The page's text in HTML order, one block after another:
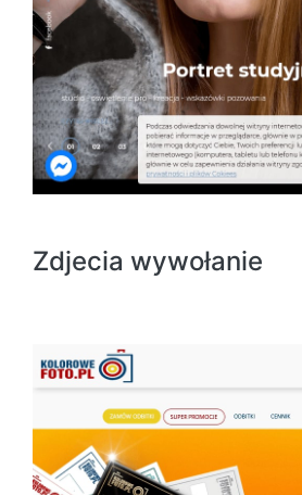
Zdjecia wywołanie